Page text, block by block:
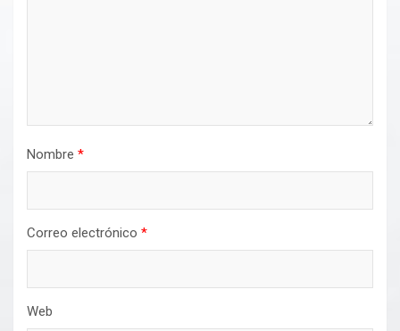
Nombre *
Correo electrónico *
Web